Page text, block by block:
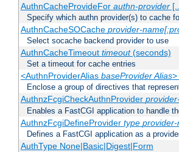
AuthnCacheProvideFor authn-provider
Specify which authn provider(s) to cache
AuthnCacheSOCache provider-
Select socache backend provider to use
AuthnCacheTimeout timeout(seconds)
Set a timeout for cache entries
<AuthnProviderAlias baseProvider Alias>
Enclose a group of directives that
AuthnzFcgiCheckAuthnProvider
Enables a FastCGI application to handle
AuthnzFcgiDefineProvider type provider-
Defines a FastCGI application as a
AuthType None|Basic|Digest|Form